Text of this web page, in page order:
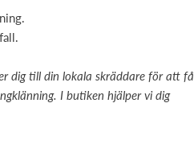
dig till din lokala skräddare för att få
I butiken hjälper vi dig